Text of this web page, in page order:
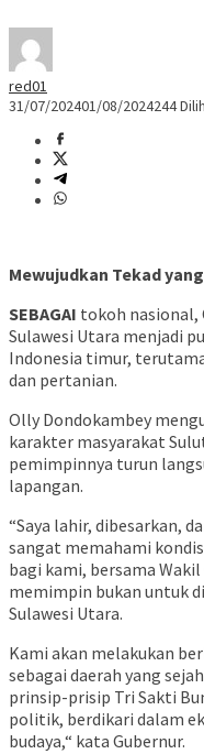
red01
31/07/202401/08/2024244
Mewujudkan Tekad
SEBAGAI tokoh nasional,
Sulawesi Utara menjadi
Indonesia timur,
dan pertanian.
Olly Dondokambey
karakter masyarakat
pemimpinnya turun
lapangan.
“Saya lahir, dibesarkan,
sangat memahami
bagi kami, bersama
memimpin bukan untuk
Sulawesi Utara.
Kami akan melakukan
sebagai daerah yang
prinsip-prisip Tri Sakti
politik, berdikari dalam
budaya,“ kata Gubernur.